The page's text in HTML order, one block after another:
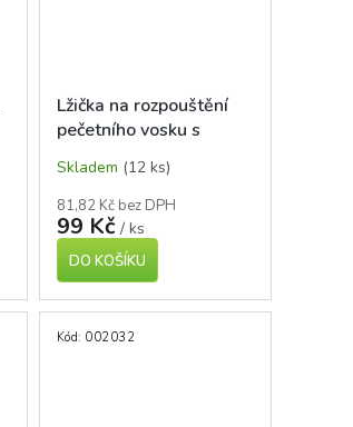
Lžička na rozpouštění
pečetního vosku s
dřevěnou rukojetí, mix
barev
Skladem (12 ks)
81,82 Kč bez DPH
99 Kč / ks
DO KOŠÍKU
Kód: 002032